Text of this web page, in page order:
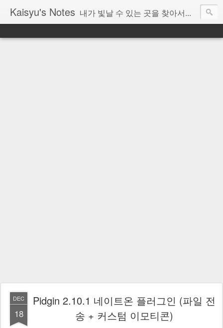
Kaisyu's Notes 내가 빛날 수 있는 곳을 찾아서...
DEC
18
Pidgin 2.10.1 네이트온 플러그인 (파일 전
송 + 커스텀 이모티콘)